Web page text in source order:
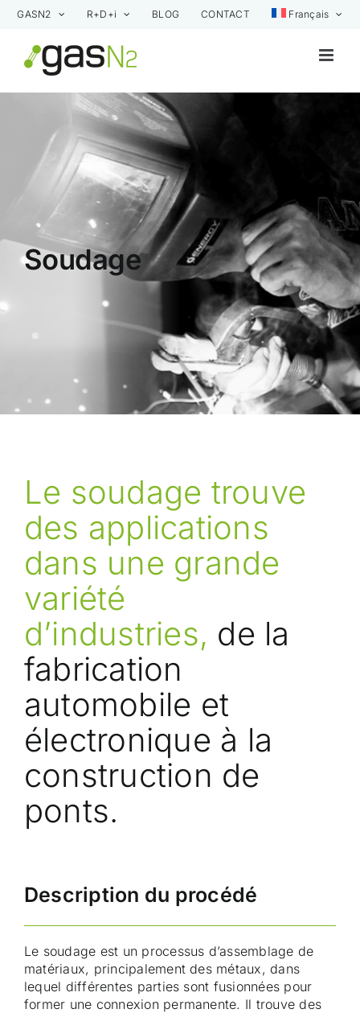
Skip
content
GASN2 R+D+i BLOG CONTACT Français
Soudage
Le soudage trouve
des applications
dans une grande
variété
d’industries, de la
fabrication
automobile et
électronique à la
construction de
ponts.
Description du procédé
Le soudage est un processus d’assemblage de
matériaux, principalement des métaux, dans
lequel différentes parties sont fusionnées pour
former une connexion permanente. Il trouve des